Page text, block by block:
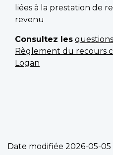
liées à la prestation de
revenu
Consultez les
Règlement du recours
Logan
Date modifiée 2026-05-05